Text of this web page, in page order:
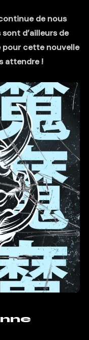
de nous
d’ailleurs de
pour cette nouvelle
attendre !